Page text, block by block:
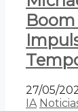
27/05/
IA